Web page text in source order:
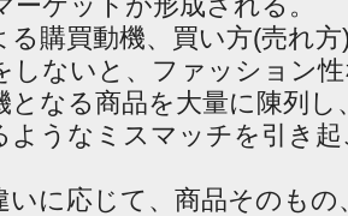
る購買動機、買い方(売れ
しないと、ファッション
となる商品を大量に陳列し
ようなミスマッチを引き
いに応じて、商品そのもの